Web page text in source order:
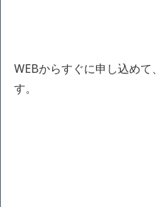
WEBからすぐに申し込めて、
す。